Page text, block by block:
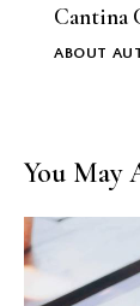
Cantina
ABOUT
You May